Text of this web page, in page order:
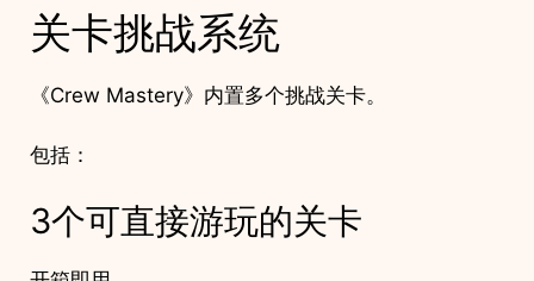
关卡挑战系统
《Crew Mastery》内置多个挑战关卡。
包括：
3个可直接游玩的关卡